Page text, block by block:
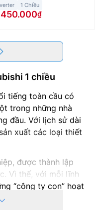
1 Chiều
1 chiều
tiếng toàn cầu có
trong những nhà
đầu. Với lịch sử dài
xuất các loại thiết
được thành lập
Vì thế, với mỗi lĩnh
“công ty con” hoạt